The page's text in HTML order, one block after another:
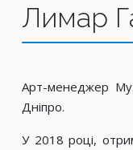
Лимар
Арт-менеджер
Дніпро.
У 2018 році,